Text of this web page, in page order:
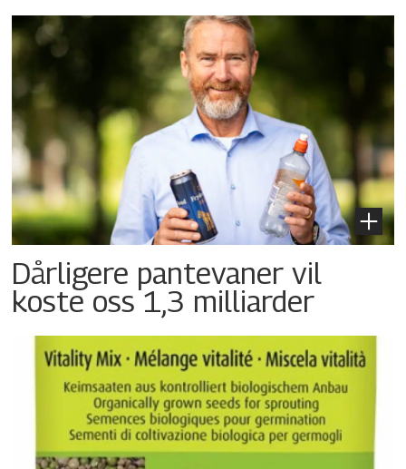
Dårligere pantevaner vil
koste oss 1,3 milliarder